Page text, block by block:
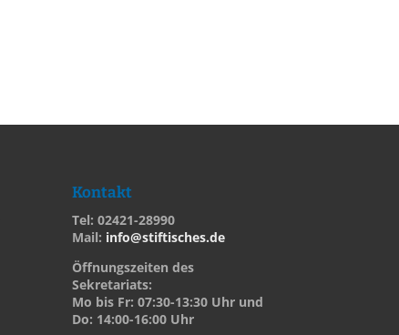
Kontakt
Tel: 02421-28990
Mail: info@stiftisches.de
Öffnungszeiten des
Sekretariats:
Mo bis Fr: 07:30-13:30 Uhr und
Do: 14:00-16:00 Uhr